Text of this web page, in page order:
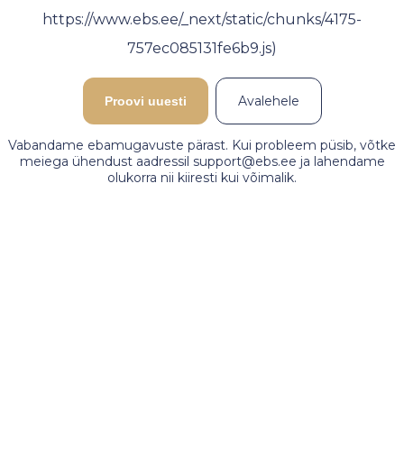
https://www.ebs.ee/_next/static/chunks/4175-
757ec085131fe6b9.js)
Proovi uuesti Avalehele
Vabandame ebamugavuste pärast. Kui probleem püsib, võtke
meiega ühendust aadressil support@ebs.ee ja lahendame
olukorra nii kiiresti kui võimalik.